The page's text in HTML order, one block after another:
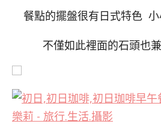
餐點的擺盤很有日式特色
不僅如此裡面的石頭也